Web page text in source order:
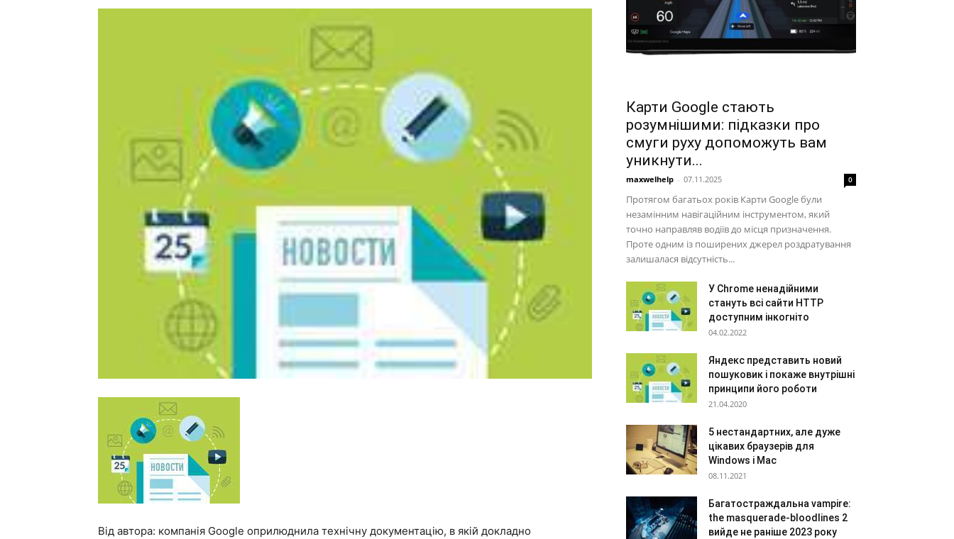
Від автора: компанія Google оприлюднила технічну документацію, в якій докладно
Карти Google стають
розумнішими: підказки про
смуги руху допоможуть вам
уникнути...
maxwelhelp - 07.11.2025 0
Протягом багатьох років Карти Google були
незамінним навігаційним інструментом, який
точно направляв водіїв до місця призначення.
Проте одним із поширених джерел роздратування
залишалася відсутність...
У Chrome ненадійними
стануть всі сайти HTTP
доступним інкогніто
04.02.2022
Яндекс представить новий
пошуковик і покаже внутрішні
принципи його роботи
21.04.2020
5 нестандартних, але дуже
цікавих браузерів для
Windows і Mac
08.11.2021
Багатостраждальна vampire:
the masquerade-bloodlines 2
вийде не раніше 2023 року